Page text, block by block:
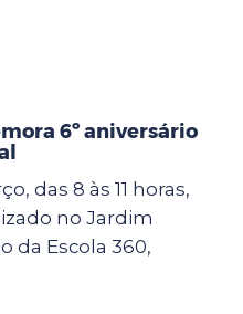
6º aniversário
das 8 às 11 horas,
no Jardim
da Escola 360,